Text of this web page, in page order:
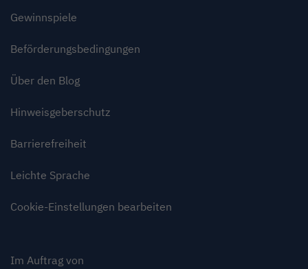
Gewinnspiele
Beförderungsbedingungen
Über den Blog
Hinweisgeberschutz
Barrierefreiheit
Leichte Sprache
Cookie-Einstellungen bearbeiten
Im Auftrag von